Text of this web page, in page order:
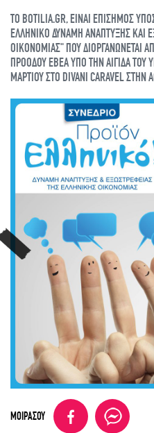
ΤΟ BOTILIA.GR, ΕΙΝΑΙ ΕΠΙΣΗΜΟΣ
ΕΛΛΗΝΙΚΟ ΔΥΝΑΜΗ ΑΝΑΠΤΥΞΗΣ ΚΑΙ
ΟΙΚΟΝΟΜΙΑΣ" ΠΟΥ ΔΙΟΡΓΑΝΩΝΕΤΑΙ
ΠΡΟΟΔΟΥ ΕΒΕΑ ΥΠΟ ΤΗΝ ΑΙΓΙΔΑ ΤΟΥ
ΜΑΡΤΙΟΥ ΣΤΟ DIVANI CARAVEL ΣΤΗΝ
ΜΟΙΡΑΣΟΥ